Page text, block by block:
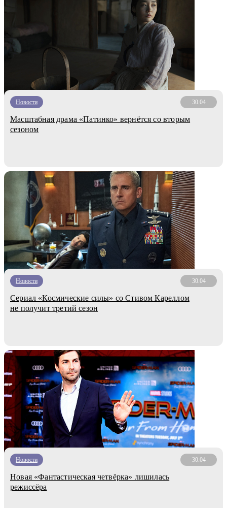
Новости 30.04
Масштабная драма «Патинко» вернётся со вторым
сезоном
Новости 30.04
Сериал «Космические силы» со Стивом Кареллом
не получит третий сезон
Новости 30.04
Новая «Фантастическая четвёрка» лишилась
режиссёра